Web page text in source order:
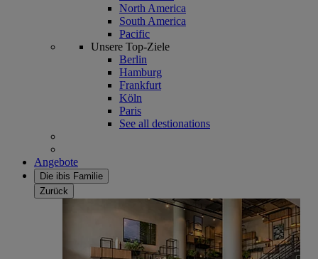
North America
South America
Pacific
Unsere Top-Ziele
Berlin
Hamburg
Frankfurt
Köln
Paris
See all destionations
Angebote
Die ibis Familie
Zurück